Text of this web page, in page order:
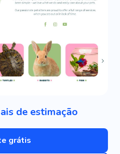
de estimação
grátis